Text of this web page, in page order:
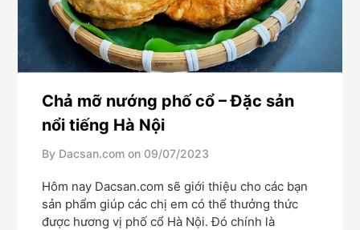
Chả mỡ nướng phố cổ – Đặc sản
nổi tiếng Hà Nội
By Dacsan.com on 09/07/2023
Hôm nay Dacsan.com sẽ giới thiệu cho các bạn
sản phẩm giúp các chị em có thể thưởng thức
được hương vị phố cổ Hà Nội. Đó chính là